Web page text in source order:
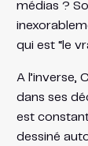
médias ?
qui est “le
A l’inverse,
dans ses
est
dessiné